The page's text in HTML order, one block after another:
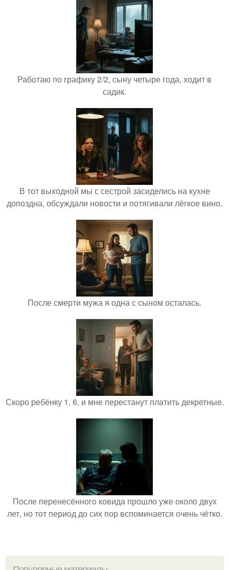
Работаю по графику 2/2, сыну четыре года, ходит в
садик.
В тот выходной мы с сестрой засиделись на кухне
допоздна, обсуждали новости и потягивали лёгкое вино.
После смерти мужа я одна с сыном осталась.
Скоро ребёнку 1, 6, и мне перестанут платить декретные.
После перенесённого ковида прошло уже около двух
лет, но тот период до сих пор вспоминается очень чётко.